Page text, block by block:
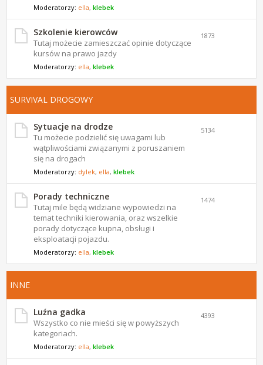
Moderatorzy: ella,klebek
Szkolenie kierowców
Tutaj możecie zamieszczać opinie dotyczące
kursów na prawo jazdy
Moderatorzy: ella,klebek
1873
SURVIVAL DROGOWY
Sytuacje na drodze
Tu możecie podzielić się uwagami lub
wątpliwościami związanymi z poruszaniem
się na drogach
Moderatorzy: dylek, ella,klebek
5134
Porady techniczne
Tutaj mile będą widziane wypowiedzi na
temat techniki kierowania, oraz wszelkie
porady dotyczące kupna, obsługi i
eksploatacji pojazdu.
Moderatorzy: ella,klebek
1474
INNE
Luźna gadka
Wszystko co nie mieści się w powyższych
kategoriach.
Moderatorzy: ella,klebek
4393